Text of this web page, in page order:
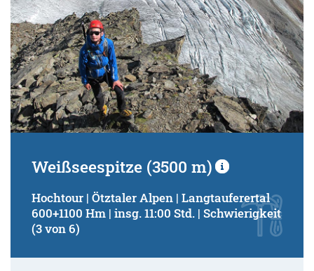
Weißseespitze (3500 m)
Hochtour | Ötztaler Alpen | Langtauferertal
600+1100 Hm | insg. 11:00 Std. | Schwierigkeit
(3 von 6)